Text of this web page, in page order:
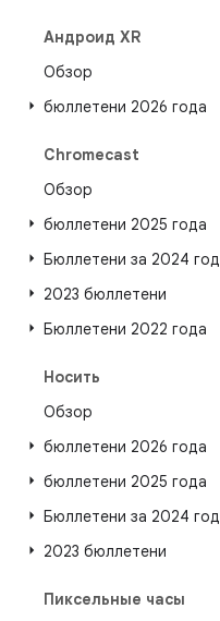
Андроид XR
Обзор
бюллетени 2026 года
Chromecast
Обзор
бюллетени 2025 года
Бюллетени за 2024 год
2023 бюллетени
Бюллетени 2022 года
Носить
Обзор
бюллетени 2026 года
бюллетени 2025 года
Бюллетени за 2024 год
2023 бюллетени
Пиксельные часы